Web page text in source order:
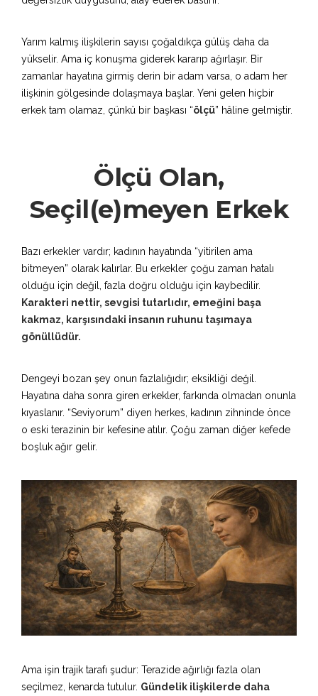
Yarım kalmış ilişkilerin sayısı çoğaldıkça gülüş daha da
yükselir. Ama iç konuşma giderek kararıp ağırlaşır. Bir
zamanlar hayatına girmiş derin bir adam varsa, o adam her
ilişkinin gölgesinde dolaşmaya başlar. Yeni gelen hiçbir
erkek tam olamaz, çünkü bir başkası “ölçü” hâline gelmiştir.
Ölçü Olan,
Seçil(e)meyen Erkek
Bazı erkekler vardır; kadının hayatında “yitirilen ama
bitmeyen” olarak kalırlar. Bu erkekler çoğu zaman hatalı
olduğu için değil, fazla doğru olduğu için kaybedilir.
Karakteri nettir, sevgisi tutarlıdır, emeğini başa
kakmaz, karşısındaki insanın ruhunu taşımaya
gönüllüdür.
Dengeyi bozan şey onun fazlalığıdır; eksikliği değil.
Hayatına daha sonra giren erkekler, farkında olmadan onunla
kıyaslanır. “Seviyorum” diyen herkes, kadının zihninde önce
o eski terazinin bir kefesine atılır. Çoğu zaman diğer kefede
boşluk ağır gelir.
Ama işin trajik tarafı şudur: Terazide ağırlığı fazla olan
seçilmez, kenarda tutulur. Gündelik ilişkilerde daha